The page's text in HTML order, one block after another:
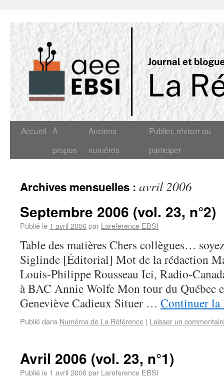
Accueil
À
propos
Anciens
numéros
Publier, réviser ou
participer
Archives mensuelles : avril 2006
Septembre 2006 (vol. 23, n°2)
Publié le 1 avril 2006par Lareference EBSI
Table des matières Chers collègues…
Siglinde [Éditorial] Mot de la rédaction
Louis-Philippe Rousseau Ici, Radio-
à BAC Annie Wolfe Mon tour du Québec
Geneviève Cadieux Situer … Continuer
Publié dans Numéros de La Référence | Laisser un
Avril 2006 (vol. 23, n°1)
Publié le 1 avril 2006par Lareference EBSI